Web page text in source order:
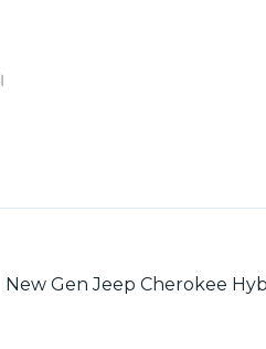
New Gen Jeep Cherokee